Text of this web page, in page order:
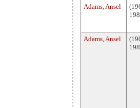
Adams, Ansel
Adams, Ansel